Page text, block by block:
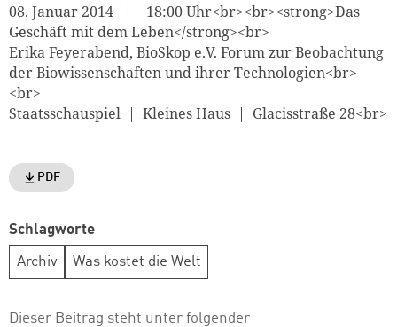
08. Januar 2014 | 18:00 Uhr<br><br><strong>Das
Geschäft mit dem Leben</strong><br>
Erika Feyerabend, BioSkop e.V. Forum zur Beobachtung
der Biowissenschaften und ihrer Technologien<br>
<br>
Staatsschauspiel | Kleines Haus | Glacisstraße 28<br>
PDF
Schlagworte
Archiv Was kostet die Welt
Dieser Beitrag steht unter folgender
weiter lesen Zum Warenkorb